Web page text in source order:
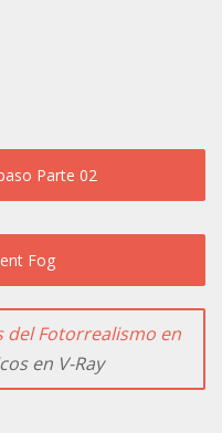
Parte 02
Fog
del Fotorrealismo en
en V-Ray